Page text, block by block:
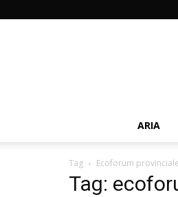
ARIA
Tag Ecoforum
Tag: